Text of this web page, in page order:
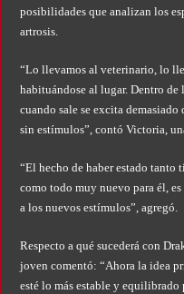
posibilidades que analizan los
artrosis.
“Lo llevamos al veterinario, lo
habituándose al lugar. Dentro de
cuando sale se excita
sin estímulos”, contó Victoria,
“El hecho de haber estado tanto
como todo muy nuevo para él,
a los nuevos estímulos”, agregó.
Respecto a qué sucederá con
joven comentó: “Ahora la idea
esté lo más estable y equilibrado